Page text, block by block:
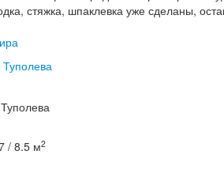
стяжка, шпаклевка уже сделаны,
/ 8.5 м2